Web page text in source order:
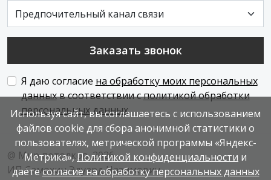
Заказать звонок
Я даю согласие на обработку моих персональных
данныхв соответствии сполитикой обработки
персональных данных
@ Мир потолков.2026
ИП Самохин Эдуард Назимович
Используя сайт, вы соглашаетесь с использованием
файлов cookie для сбора анонимной статистики о
пользователях, метрической программы «Яндекс-
Метрика»,Политикой конфиденциальности и
даётесогласие на обработку персональных данных